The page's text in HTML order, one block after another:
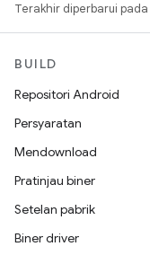
Terakhir diperbarui
BUILD
Repositori Android
Persyaratan
Mendownload
Pratinjau biner
Setelan pabrik
Biner driver